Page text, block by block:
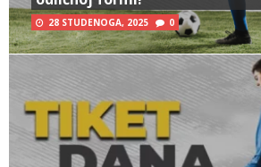
28 STUDENOGA, 2025 0